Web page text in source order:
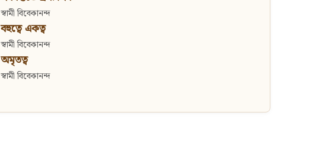
স্বামী বিবেকানন্দ
বহুত্বে একত্ব
স্বামী বিবেকানন্দ
অমৃতত্ব
স্বামী বিবেকানন্দ